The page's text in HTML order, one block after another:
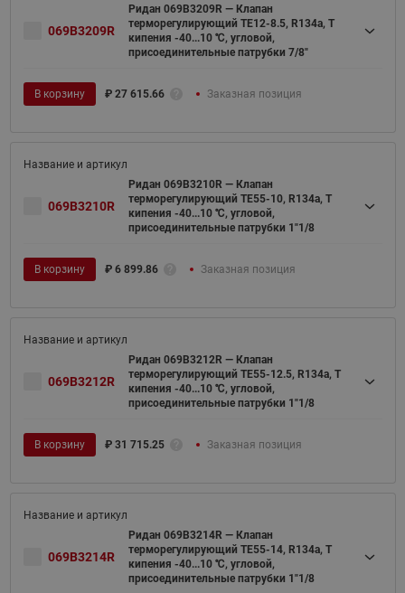
069B3209R
Ридан 069B3209R — Клапан
терморегулирующий TE12-8.5, R134a, T
кипения -40...10 ℃, угловой,
присоединительные патрубки 7/8"
В корзину ₽ 27 615.66 Заказная позиция
069B3210R
Ридан 069B3210R — Клапан
терморегулирующий TE55-10, R134a, T
кипения -40...10 ℃, угловой,
присоединительные патрубки 1"1/8
В корзину ₽ 6 899.86 Заказная позиция
069B3212R
Ридан 069B3212R — Клапан
терморегулирующий TE55-12.5, R134a, T
кипения -40...10 ℃, угловой,
присоединительные патрубки 1"1/8
В корзину ₽ 31 715.25 Заказная позиция
069B3214R
Ридан 069B3214R — Клапан
терморегулирующий TE55-14, R134a, T
кипения -40...10 ℃, угловой,
присоединительные патрубки 1"1/8